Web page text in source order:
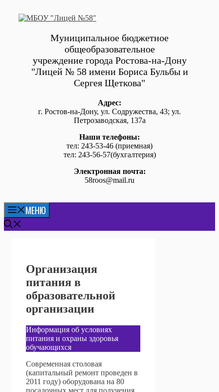
Муниципальное бюджетное
общеобразовательное
учреждение города Ростова-на-Дону
"Лицей № 58 имени Бориса Бульбы и
Сергея Щеткова"
Адрес:
г. Ростов-на-Дону, ул. Содружества, 43; ул.
Петрозаводская, 137а
Наши телефоны:
тел: 243-53-46 (приемная)
тел: 243-56-57(бухгалтерия)
Электронная почта:
58roos@mail.ru
МЕНЮ
Организация
питания в
образовательной
организации
Информация об условиях
питания и охраны здоровья
обучающихся
Современная столовая
(капитальный ремонт проведен в
2011 году) оборудована на 80
посадочных мест для получения